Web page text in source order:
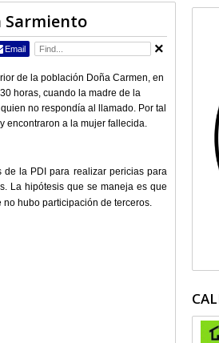
Sarmiento
Email
de la población Doña Carmen, en
horas, cuando la madre de la
no respondía al llamado. Por tal
encontraron a la mujer fallecida.
la PDI para realizar pericias para
La hipótesis que se maneja es que
hubo participación de terceros.